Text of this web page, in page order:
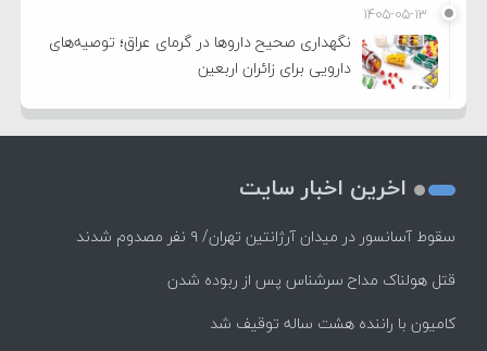
۱۴۰۵-۰۵-۱۳
نگهداری صحیح داروها در گرمای عراق؛ توصیه‌های
دارویی برای زائران اربعین
اخرین اخبار سایت
سقوط آسانسور در میدان آرژانتین تهران/ ۹ نفر مصدوم شدند
قتل هولناک مداح سرشناس پس از ربوده شدن
کامیون با راننده هشت ساله توقیف شد